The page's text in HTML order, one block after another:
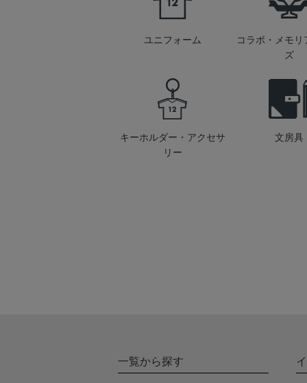
ユニフォーム
コラボ・メモリ
ズ
キーホルダー・アクセサ
リー
文房具
一覧から探す